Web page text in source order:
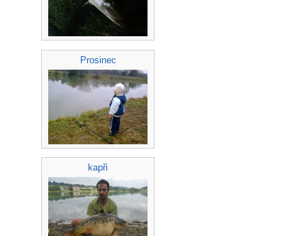
Prosinec
kapři